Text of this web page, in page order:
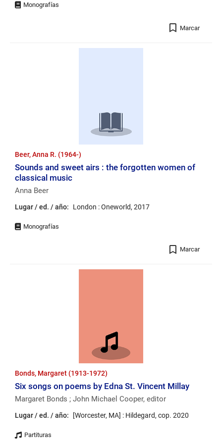
Marcar
Beer, Anna R. (1964-)
Sounds and sweet airs : the forgotten women of
classical music
Anna Beer
Lugar / ed. / año: London : Oneworld, 2017
Marcar
Bonds, Margaret (1913-1972)
Six songs on poems by Edna St. Vincent Millay
Margaret Bonds ; John Michael Cooper, editor
Lugar / ed. / año: [Worcester, MA] : Hildegard, cop. 2020